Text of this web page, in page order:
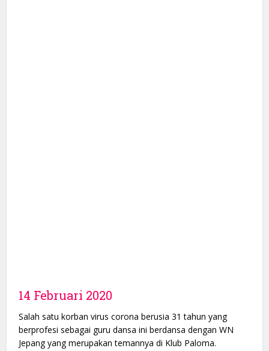
14 Februari 2020
Salah satu korban virus corona berusia 31 tahun yang
berprofesi sebagai guru dansa ini berdansa dengan WN
Jepang yang merupakan temannya di Klub Paloma.